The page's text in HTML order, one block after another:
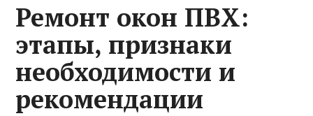
Ремонт окон ПВХ:
этапы, признаки
необходимости и
рекомендации